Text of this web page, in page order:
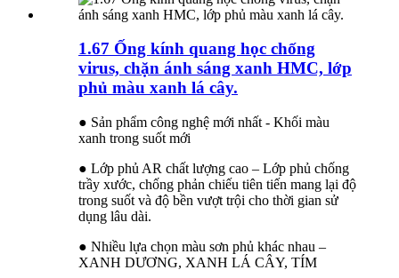
1.67 Ống kính quang học chống
virus, chặn ánh sáng xanh HMC, lớp
phủ màu xanh lá cây.
● Sản phẩm công nghệ mới nhất - Khối màu
xanh trong suốt mới
● Lớp phủ AR chất lượng cao – Lớp phủ chống
trầy xước, chống phản chiếu tiên tiến mang lại độ
trong suốt và độ bền vượt trội cho thời gian sử
dụng lâu dài.
● Nhiều lựa chọn màu sơn phủ khác nhau –
XANH DƯƠNG, XANH LÁ CÂY, TÍM